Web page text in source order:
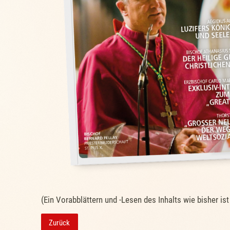
(Ein Vorabblättern und -Lesen des Inhalts wie bisher
Zurück